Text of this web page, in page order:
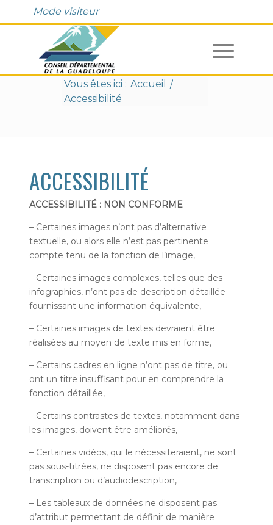
FenêtreMode visiteur
Vous êtes ici : Accueil
/
Accessibilité
ACCESSIBILITÉ
ACCESSIBILITÉ : NON CONFORME
– Certaines images n’ont pas d’alternative
textuelle, ou alors elle n’est pas pertinente
compte tenu de la fonction de l’image,
– Certaines images complexes, telles que des
infographies, n’ont pas de description détaillée
fournissant une information équivalente,
– Certaines images de textes devraient être
réalisées au moyen de texte mis en forme,
– Certains cadres en ligne n’ont pas de titre, ou
ont un titre insuffisant pour en comprendre la
fonction détaillée,
– Certains contrastes de textes, notamment dans
les images, doivent être améliorés,
– Certaines vidéos, qui le nécessiteraient, ne sont
pas sous-titrées, ne disposent pas encore de
transcription ou d’audiodescription,
– Les tableaux de données ne disposent pas
d’attribut permettant de définir de manière